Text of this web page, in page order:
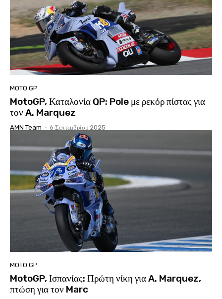
MOTO GP
MotoGP, Καταλονία QP: Pole με ρεκόρ πίστας για
τον A. Marquez
AMN Team - 6 Σεπτεμβρίου 2025
MOTO GP
MotoGP, Ισπανίας: Πρώτη νίκη για A. Marquez,
πτώση για τον Marc